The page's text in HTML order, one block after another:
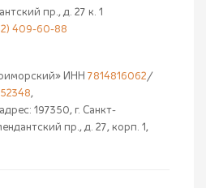
пр., д. 27 к. 1
409-60-88
ИНН 7814816062/
,
197350, г. Санкт-
пр., д. 27, корп. 1,